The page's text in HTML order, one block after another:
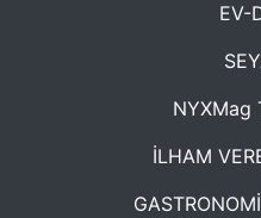
EV-
NYXMag
İLHAM